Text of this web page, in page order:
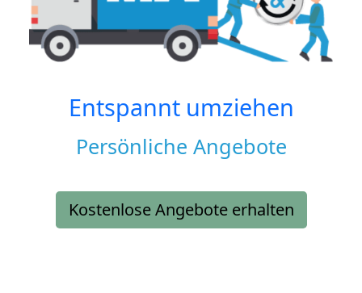
Entspannt umziehen
Persönliche Angebote
Kostenlose Angebote erhalten